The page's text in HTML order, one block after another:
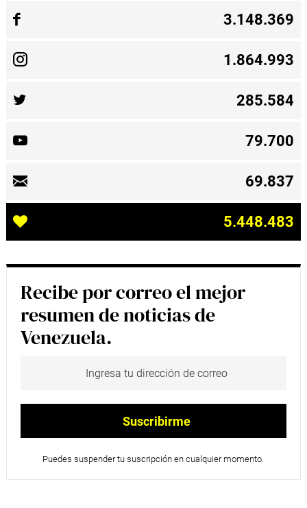
3.148.369
1.864.993
285.584
79.700
69.837
5.448.483
Recibe por correo el mejor
resumen de noticias de
Venezuela.
Puedes suspender tu suscripción en cualquier momento.